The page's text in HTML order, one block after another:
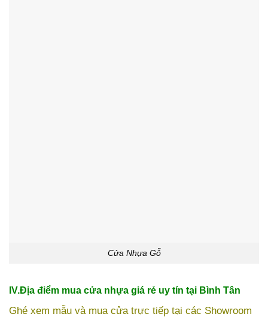
Cửa Nhựa Gỗ
IV.Địa điểm mua cửa nhựa giá rẻ uy tín tại Bình Tân
Ghé xem mẫu và mua cửa trực tiếp tại các Showroom